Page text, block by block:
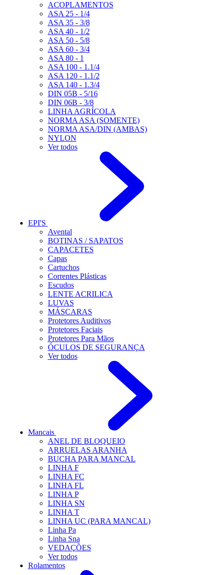
ACOPLAMENTOS
ASA 25 - 1/4
ASA 35 - 3/8
ASA 40 - 1/2
ASA 50 - 5/8
ASA 60 - 3/4
ASA 80 - 1
ASA 100 - 1.1/4
ASA 120 - 1.1/2
ASA 140 - 1.3/4
DIN 05B - 5/16
DIN 06B - 3/8
LINHA AGRÍCOLA
NORMA ASA (SOMENTE)
NORMA ASA/DIN (AMBAS)
NYLON
Ver todos
EPI'S
Avental
BOTINAS / SAPATOS
CAPACETES
Capas
Cartuchos
Correntes Plásticas
Escudos
LENTE ACRILICA
LUVAS
MÁSCARAS
Protetores Auditivos
Protetores Faciais
Protetores Para Mãos
ÓCULOS DE SEGURANÇA
Ver todos
Mancais
ANEL DE BLOQUEIO
ARRUELAS ARANHA
BUCHA PARA MANCAL
LINHA F
LINHA FC
LINHA FL
LINHA P
LINHA SN
LINHA T
LINHA UC (PARA MANCAL)
Linha Pa
Linha Sna
VEDAÇÕES
Ver todos
Rolamentos